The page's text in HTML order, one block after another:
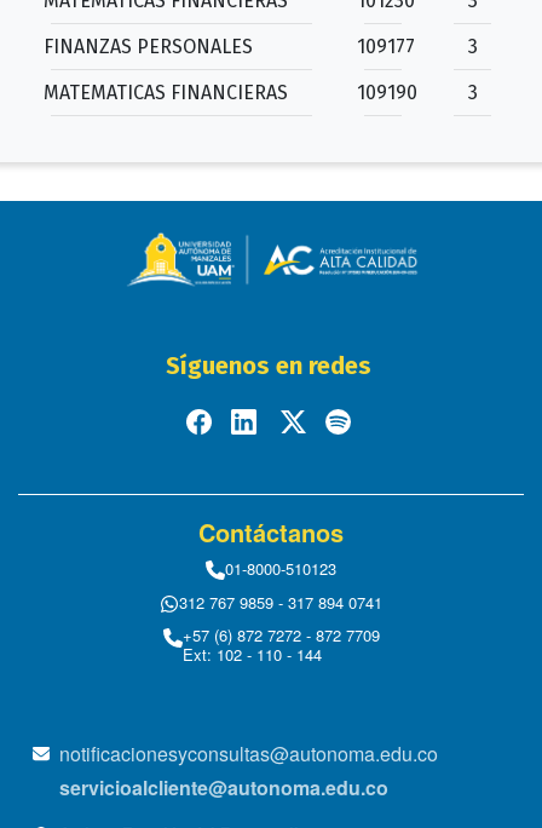
FINANZAS PERSONALES
109177
3
MATEMATICAS FINANCIERAS
109190 3
Síguenos en redes
Contáctanos
01-8000-510123
312 767 9859 - 317 894 0741
+57 (6) 872 7272 - 872 7709
Ext: 102 - 110 - 144
notificacionesyconsultas@autonoma.edu.co
servicioalcliente@autonoma.edu.co